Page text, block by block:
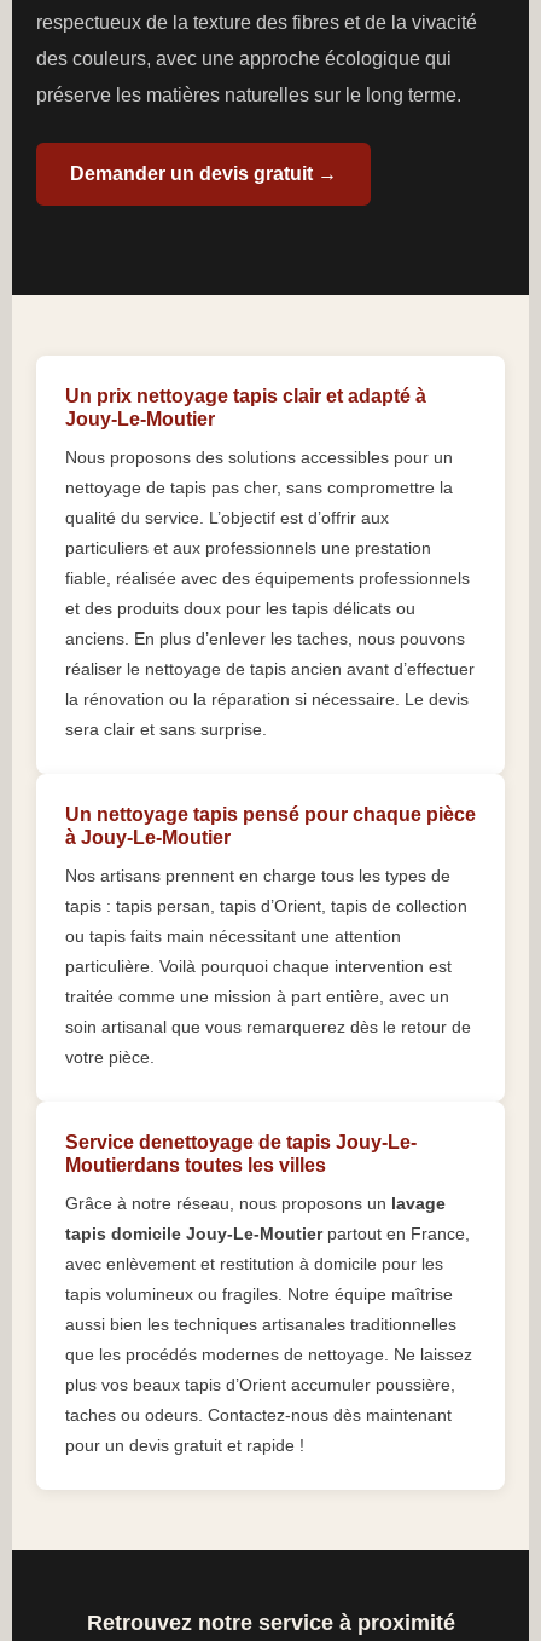
respectueux de la texture des fibres et de la vivacité
des couleurs, avec une approche écologique qui
préserve les matières naturelles sur le long terme.
Demander un devis gratuit →
Un prix nettoyage tapis clair et adapté à
Jouy-Le-Moutier
Nous proposons des solutions accessibles pour un
nettoyage de tapis pas cher, sans compromettre la
qualité du service. L’objectif est d’offrir aux
particuliers et aux professionnels une prestation
fiable, réalisée avec des équipements professionnels
et des produits doux pour les tapis délicats ou
anciens. En plus d’enlever les taches, nous pouvons
réaliser le nettoyage de tapis ancien avant d’effectuer
la rénovation ou la réparation si nécessaire. Le devis
sera clair et sans surprise.
Un nettoyage tapis pensé pour chaque pièce
à Jouy-Le-Moutier
Nos artisans prennent en charge tous les types de
tapis : tapis persan, tapis d’Orient, tapis de collection
ou tapis faits main nécessitant une attention
particulière. Voilà pourquoi chaque intervention est
traitée comme une mission à part entière, avec un
soin artisanal que vous remarquerez dès le retour de
votre pièce.
Service denettoyage de tapis Jouy-Le-
Moutierdans toutes les villes
Grâce à notre réseau, nous proposons un lavage
tapis domicile Jouy-Le-Moutierpartout en France,
avec enlèvement et restitution à domicile pour les
tapis volumineux ou fragiles. Notre équipe maîtrise
aussi bien les techniques artisanales traditionnelles
que les procédés modernes de nettoyage. Ne laissez
plus vos beaux tapis d’Orient accumuler poussière,
taches ou odeurs. Contactez-nous dès maintenant
pour un devis gratuit et rapide !
Retrouvez notre service à proximité